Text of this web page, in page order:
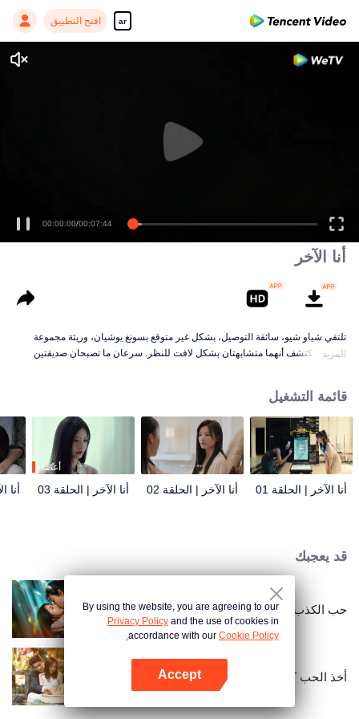
ar افتح التطبيق
00:00:00/00:07:44
أنا الآخر
تلتقي شياو شيو، سائقة التوصيل، بشكل غير متوقع بسونغ يوشيان، وريثة مجموعة
سونغ، وتكتشف أنهما متشابهتان بشكل لافت للنظر. سرعان ما تصبحان صديقتين
شياو شيو.
المزيد
قائمة التشغيل
أنا الآخر | الحلقة 01 أنا الآخر | الحلقة 02
أعضاء
أنا الآخر | الحلقة 03 أنا
قد يعجبك
حب الكذب
أخذ الحب كعقد
By using the website, you are agreeing to our
Privacy Policy and the use of cookies in
accordance with our Cookie Policy.
Accept